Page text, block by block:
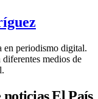
en periodismo digital.
medios de